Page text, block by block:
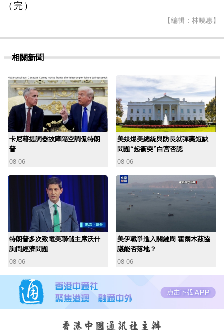
（完）
【編輯：林曉惠】
相關新聞
卡尼藉提詞器故障隔空調侃特朗
普
08-06
美媒爆美總統與防長就彈藥短缺
問題“起衝突”白宮否認
08-06
特朗普多次致電美聯儲主席沃什
詢問經濟問題
08-06
美伊戰爭進入關鍵周 霍爾木茲協
議能否落地？
08-06